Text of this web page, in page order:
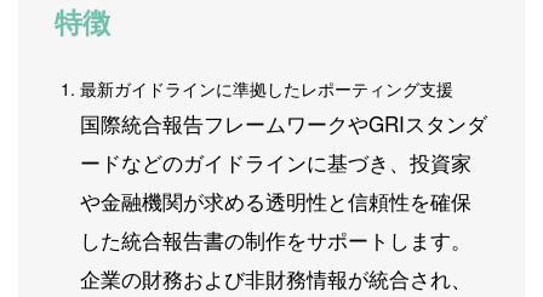
特徴
最新ガイドラインに準拠したレポーティング支援
国際統合報告フレームワークやGRIスタンダ
ードなどのガイドラインに基づき、投資家
や金融機関が求める透明性と信頼性を確保
した統合報告書の制作をサポートします。
企業の財務および非財務情報が統合され、